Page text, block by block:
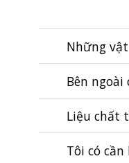
Những
Bên
Liệu chất
Tôi có